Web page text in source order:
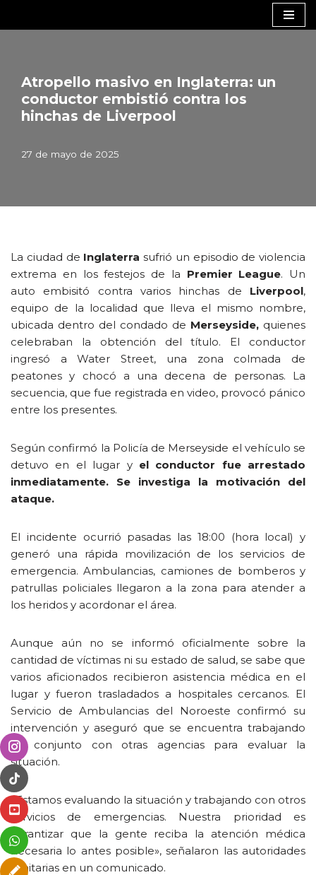
Atropello masivo en Inglaterra: un
conductor embistió contra los
hinchas de Liverpool
27 de mayo de 2025
La ciudad de Inglaterra sufrió un episodio de violencia
extrema en los festejos de la Premier League. Un
auto embisitó contra varios hinchas de Liverpool,
equipo de la localidad que lleva el mismo nombre,
ubicada dentro del condado de Merseyside, quienes
celebraban la obtención del título. El conductor
ingresó a Water Street, una zona colmada de
peatones y chocó a una decena de personas. La
secuencia, que fue registrada en video, provocó pánico
entre los presentes.
Según confirmó la Policía de Merseyside el vehículo se
detuvo en el lugar yel conductor fue arrestado
inmediatamente. Se investiga la motivación del
ataque.
El incidente ocurrió pasadas las 18:00 (hora local) y
generó una rápida movilización de los servicios de
emergencia. Ambulancias, camiones de bomberos y
patrullas policiales llegaron a la zona para atender a
los heridos y acordonar el área.
Aunque aún no se informó oficialmente sobre la
cantidad de víctimas ni su estado de salud, se sabe que
varios aficionados recibieron asistencia médica en el
lugar y fueron trasladados a hospitales cercanos. El
Servicio de Ambulancias del Noroeste confirmó su
intervención y aseguró que se encuentra trabajando
en conjunto con otras agencias para evaluar la
situación.
«Estamos evaluando la situación y trabajando con otros
servicios de emergencias. Nuestra prioridad es
garantizar que la gente reciba la atención médica
necesaria lo antes posible», señalaron las autoridades
sanitarias en un comunicado.